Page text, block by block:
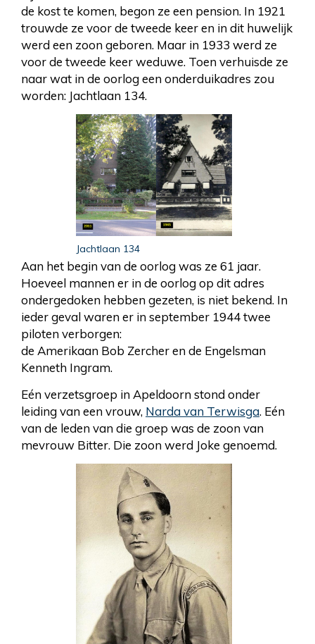
de kost te komen, begon ze een pension. In 1921
trouwde ze voor de tweede keer en in dit huwelijk
werd een zoon geboren. Maar in 1933 werd ze
voor de tweede keer weduwe. Toen verhuisde ze
naar wat in de oorlog een onderduikadres zou
worden: Jachtlaan 134.
Jachtlaan 134
Aan het begin van de oorlog was ze 61 jaar.
Hoeveel mannen er in de oorlog op dit adres
ondergedoken hebben gezeten, is niet bekend. In
ieder geval waren er in september 1944 twee
piloten verborgen:
de Amerikaan Bob Zercher en de Engelsman
Kenneth Ingram.
Eén verzetsgroep in Apeldoorn stond onder
leiding van een vrouw, Narda van Terwisga. Eén
van de leden van die groep was de zoon van
mevrouw Bitter. Die zoon werd Joke genoemd.